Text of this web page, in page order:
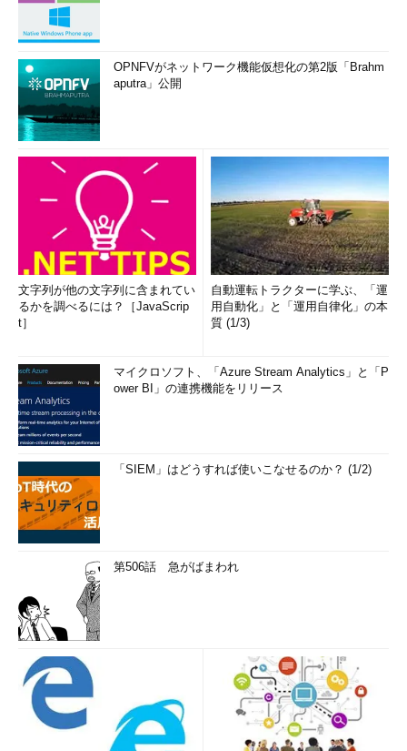
OPNFVがネットワーク機能仮想化の第2版「Brahm
aputra」公開
文字列が他の文字列に含まれてい
るかを調べるには？［JavaScrip
t］
自動運転トラクターに学ぶ、「運
用自動化」と「運用自律化」の本
質 (1/3)
マイクロソフト、「Azure Stream Analytics」と「P
ower BI」の連携機能をリリース
「SIEM」はどうすれば使いこなせるのか？ (1/2)
第506話 急がばまわれ